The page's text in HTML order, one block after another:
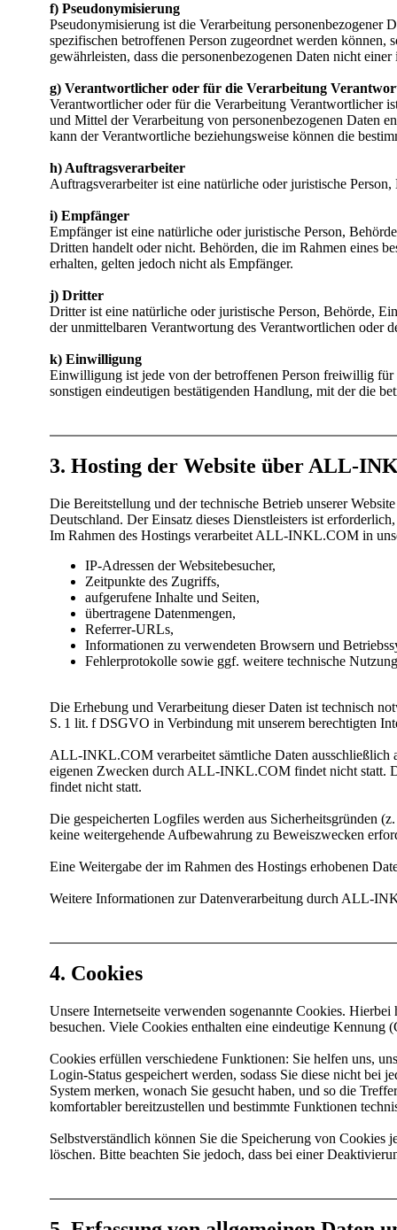
f) Pseudonymisierung
Pseudonymisierung ist die Verarbeitung personenbezogener
spezifischen betroffenen Person zugeordnet werden
gewährleisten, dass die personenbezogenen Daten nicht
g) Verantwortlicher oder für die Verarbeitung
Verantwortlicher oder für die Verarbeitung Verantwortlicher
und Mittel der Verarbeitung von personenbezogenen Daten
kann der Verantwortliche beziehungsweise können die
h) Auftragsverarbeiter
Auftragsverarbeiter ist eine natürliche oder juristische
i) Empfänger
Empfänger ist eine natürliche oder juristische Person,
Dritten handelt oder nicht. Behörden, die im Rahmen eines
erhalten, gelten jedoch nicht als Empfänger.
j) Dritter
Dritter ist eine natürliche oder juristische Person, Behörde,
der unmittelbaren Verantwortung des Verantwortlichen oder
k) Einwilligung
Einwilligung ist jede von der betroffenen Person freiwillig für
sonstigen eindeutigen bestätigenden Handlung, mit der die
3. Hosting der Website über ALL-
Die Bereitstellung und der technische Betrieb unserer
Deutschland. Der Einsatz dieses Dienstleisters ist
Im Rahmen des Hostings verarbeitet ALL-INKL.COM in
‎IP-Adressen der Websitebesucher,
Zeitpunkte des Zugriffs,
aufgerufene Inhalte und Seiten,
übertragene Datenmengen,
Referrer-URLs,
Informationen zu verwendeten Browsern und
Fehlerprotokolle sowie ggf. weitere technische
Die Erhebung und Verarbeitung dieser Daten ist technisch
S. 1 lit. f DSGVO in Verbindung mit unserem berechtigten
ALL-INKL.COM verarbeitet sämtliche Daten ausschließlich
eigenen Zwecken durch ALL-INKL.COM findet nicht statt.
findet nicht statt.
Die gespeicherten Logfiles werden aus Sicherheitsgründen
keine weitergehende Aufbewahrung zu Beweiszwecken
Eine Weitergabe der im Rahmen des Hostings erhobenen
Weitere Informationen zur Datenverarbeitung durch ALL-
4. Cookies
Unsere Internetseite verwenden sogenannte Cookies.
besuchen. Viele Cookies enthalten eine eindeutige
Cookies erfüllen verschiedene Funktionen: Sie helfen uns,
Login-Status gespeichert werden, sodass Sie diese nicht bei
System merken, wonach Sie gesucht haben, und so die
komfortabler bereitzustellen und bestimmte Funktionen
Selbstverständlich können Sie die Speicherung von Cookies
löschen. Bitte beachten Sie jedoch, dass bei einer